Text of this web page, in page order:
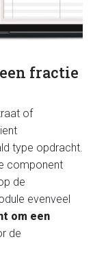
fractie
of
type opdracht.
component
de
evenveel
om een
de